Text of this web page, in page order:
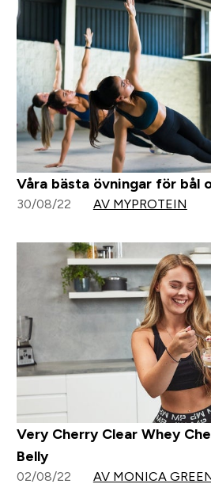
Våra bästa övningar för bål
30/08/22 AV MYPROTEIN
Very Cherry Clear Whey
Belly
02/08/22 AV MONICA